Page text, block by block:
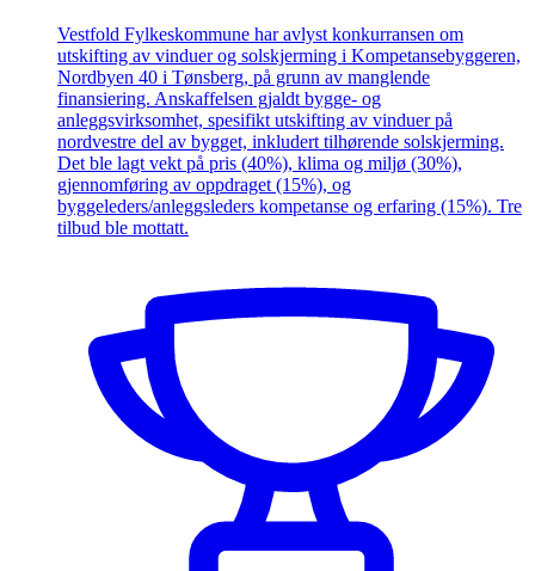
Vestfold Fylkeskommune har avlyst konkurransen om
utskifting av vinduer og solskjerming i Kompetansebyggeren,
Nordbyen 40 i Tønsberg, på grunn av manglende
finansiering. Anskaffelsen gjaldt bygge- og
anleggsvirksomhet, spesifikt utskifting av vinduer på
nordvestre del av bygget, inkludert tilhørende solskjerming.
Det ble lagt vekt på pris (40%), klima og miljø (30%),
gjennomføring av oppdraget (15%), og
byggeleders/anleggsleders kompetanse og erfaring (15%). Tre
tilbud ble mottatt.